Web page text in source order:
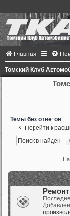
Главная
Томский Клуб
Темы без ответов
Перейти к